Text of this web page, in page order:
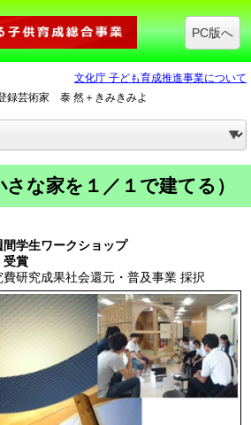
PC版へ
文化庁 子ども育成推進事業について
録芸術家 泰 然＋きみきみよ
な家を１／１で建てる）
学生ワークショップ
受賞
研究成果社会還元・普及事業 採択